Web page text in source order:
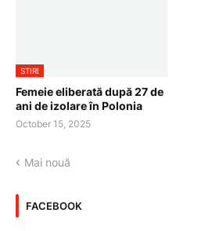
STIRI
Femeie eliberată după 27 de
ani de izolare în Polonia
October 15, 2025
Mai nouă
FACEBOOK